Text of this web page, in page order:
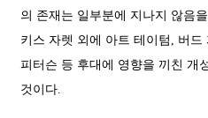
의 존재는 일부분에 지나지 않음
키스 자렛 외에 아트 테이텀, 버
피터슨 등 후대에 영향을 끼친 개
것이다.